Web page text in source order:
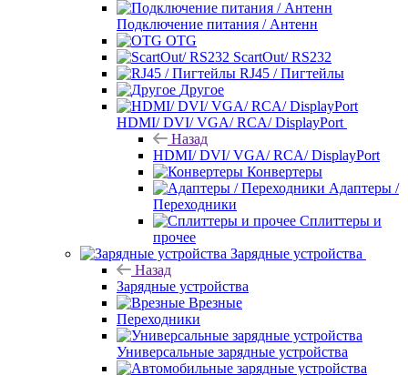
Подключение питания / Антенн
OTG
ScartOut/ RS232
RJ45 / Пигтейлы
Другое
HDMI/ DVI/ VGA/ RCA/ DisplayPort
Назад
HDMI/ DVI/ VGA/ RCA/ DisplayPort
Конвертеры
Адаптеры /
Переходники
Сплиттеры и
прочее
Зарядные устройства
Назад
Зарядные устройства
Врезные
Переходники
Универсальные зарядные устройства